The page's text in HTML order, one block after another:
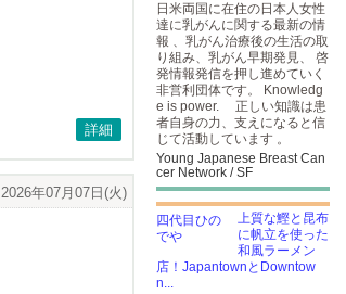
詳細
2026年07月07日(火)
日米両国に在住の日本人女性
達に乳がんに関する最新の情
報 、乳がん治療後の生活の取
り組み、乳がん早期発見、 啓
発情報発信を押し進めていく
非営利団体です。 Knowledg
e is power. 正しい知識は患
者自身の力、支えになると信
じて活動しています 。
Young Japanese Breast Can
cer Network / SF
上質な鰹と昆布
に帆立を使った
和風ラーメン
店！JapantownとDowntow
n...